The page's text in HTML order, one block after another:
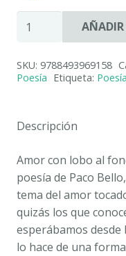
CON
AL
BELLO
SKU: 9788493969158
Poesía Etiqueta: Poesía
Descripción
Amor con lobo al
poesía de Paco
tema del amor
quizás los que
esperábamos
lo hace de una